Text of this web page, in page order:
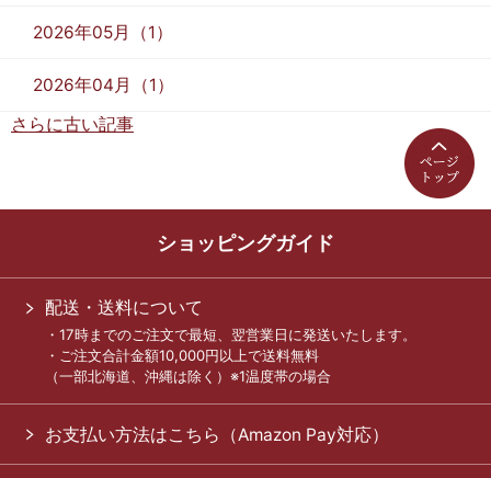
2026年05月（1）
2026年04月（1）
さらに古い記事
ショッピングガイド
配送・送料について
・17時までのご注文で最短、翌営業日に発送いたします。
・ご注文合計金額10,000円以上で送料無料
（一部北海道、沖縄は除く）※1温度帯の場合
お支払い方法はこちら（Amazon Pay対応）